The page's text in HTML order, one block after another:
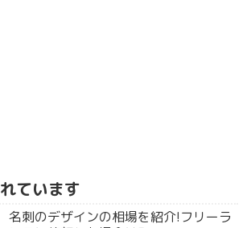
ています
名刺のデザインの相場を紹介!フリーラ